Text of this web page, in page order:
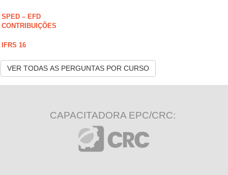
SPED – EFD
CONTRIBUIÇÕES
IFRS 16
VER TODAS AS PERGUNTAS POR CURSO
CAPACITADORA EPC/CRC: